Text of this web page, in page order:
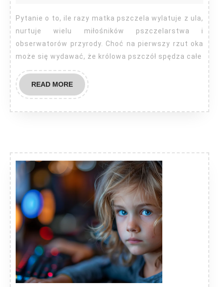
pszczela
wylatuje
z
ula?
Pytanie o to, ile razy matka pszczela wylatuje z ula,
nurtuje wielu miłośników pszczelarstwa i
obserwatorów przyrody. Choć na pierwszy rzut oka
może się wydawać, że królowa pszczół spędza całe
READ MOREREAD
MORE